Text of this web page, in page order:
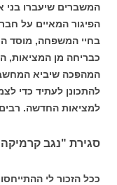
המשברים שיעברו בני
הפיגור המאיים על
בחיי המשפחה, מוסד
כבריחה מן המציאות,
המהפכה שיביא המחשב
להתכונן לעתיד כדי
למציאות החדשה.
סגירת "נגב
ככל הזכור לי